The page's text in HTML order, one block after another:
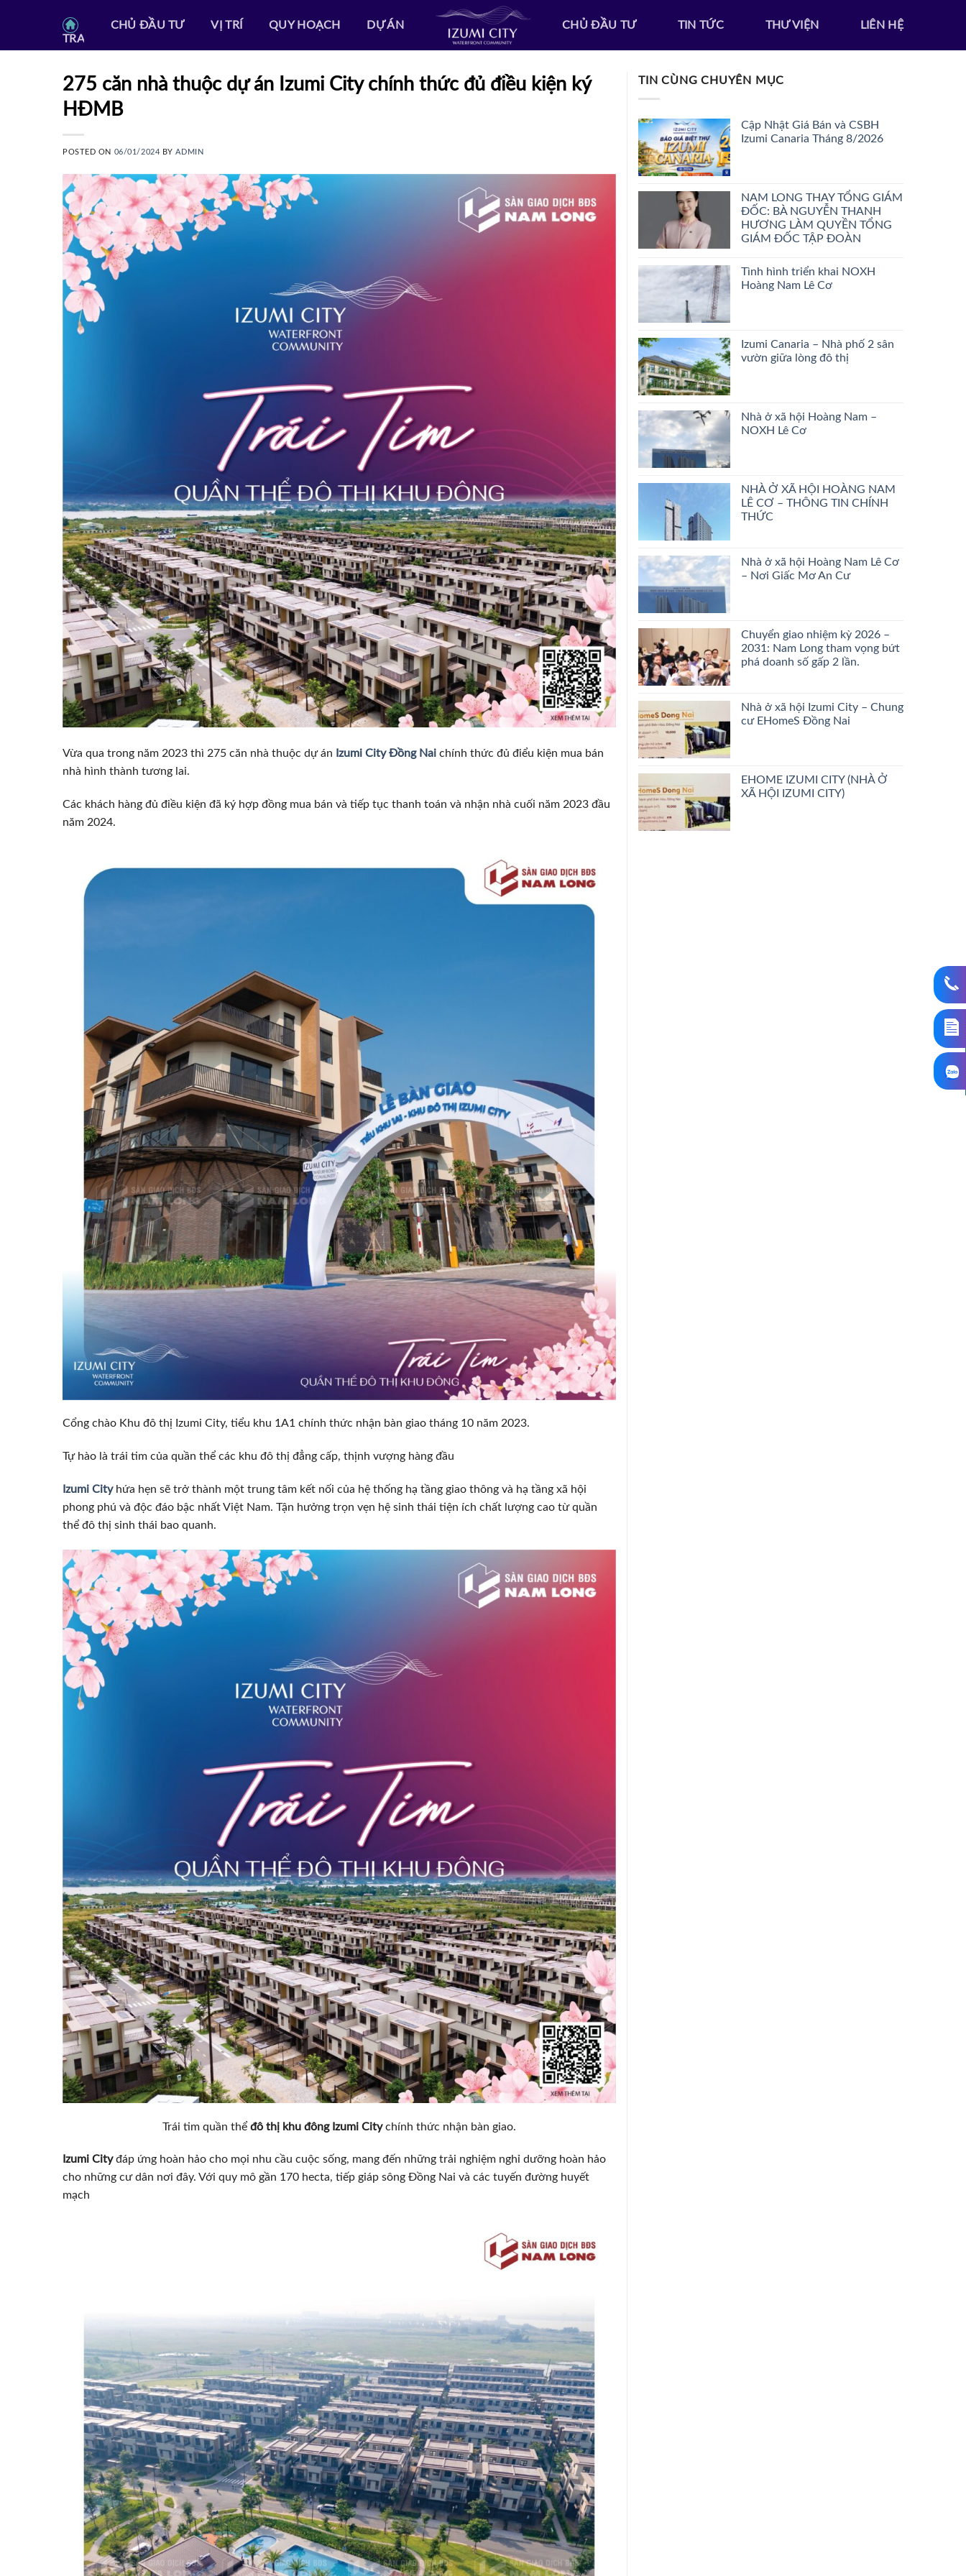
TRANG CHỦ
CHỦ ĐẦU TƯ VỊ TRÍ QUY HOẠCH DỰ ÁN CHỦ ĐẦU TƯ TIN TỨC THƯ VIỆN LIÊN HỆ
275 căn nhà thuộc dự án Izumi City chính thức đủ điều kiện ký
HĐMB
POSTED ON 06/01/2024 BYADMIN
Vừa qua trong năm 2023 thì 275 căn nhà thuộc dự án Izumi City Đồng Nai chính thức đủ điểu kiện mua bán
nhà hình thành tương lai.
Các khách hàng đủ điều kiện đã ký hợp đồng mua bán và tiếp tục thanh toán và nhận nhà cuối năm 2023 đầu
năm 2024.
Cổng chào Khu đô thị Izumi City, tiểu khu 1A1 chính thức nhận bàn giao tháng 10 năm 2023.
Tự hào là trái tim của quần thể các khu đô thị đẳng cấp, thịnh vượng hàng đầu
Izumi Cityhứa hẹn sẽ trở thành một trung tâm kết nối của hệ thống hạ tầng giao thông và hạ tầng xã hội
phong phú và độc đáo bậc nhất Việt Nam. Tận hưởng trọn vẹn hệ sinh thái tiện ích chất lượng cao từ quần
thể đô thị sinh thái bao quanh.
Trái tim quần thểđô thị khu đông Izumi Citychính thức nhận bàn giao.
Izumi Cityđáp ứng hoàn hảo cho mọi nhu cầu cuộc sống, mang đến những trải nghiệm nghỉ dưỡng hoàn hảo
cho những cư dân nơi đây. Với quy mô gần 170 hecta, tiếp giáp sông Đồng Nai và các tuyến đường huyết
mạch
TIN CÙNG CHUYÊN MỤC
Cập Nhật Giá Bán và CSBH
Izumi Canaria Tháng 8/2026
NAM LONG THAY TỔNG GIÁM
ĐỐC: BÀ NGUYỄN THANH
HƯƠNG LÀM QUYỀN TỔNG
GIÁM ĐỐC TẬP ĐOÀN
Tình hình triển khai NOXH
Hoàng Nam Lê Cơ
Izumi Canaria – Nhà phố 2 sân
vườn giữa lòng đô thị
Nhà ở xã hội Hoàng Nam –
NOXH Lê Cơ
NHÀ Ở XÃ HỘI HOÀNG NAM
LÊ CƠ – THÔNG TIN CHÍNH
THỨC
Nhà ở xã hội Hoàng Nam Lê Cơ
– Nơi Giấc Mơ An Cư
Chuyển giao nhiệm kỳ 2026 –
2031: Nam Long tham vọng bứt
phá doanh số gấp 2 lần.
Nhà ở xã hội Izumi City – Chung
cư EHomeS Đồng Nai
EHOME IZUMI CITY (NHÀ Ở
XÃ HỘI IZUMI CITY)